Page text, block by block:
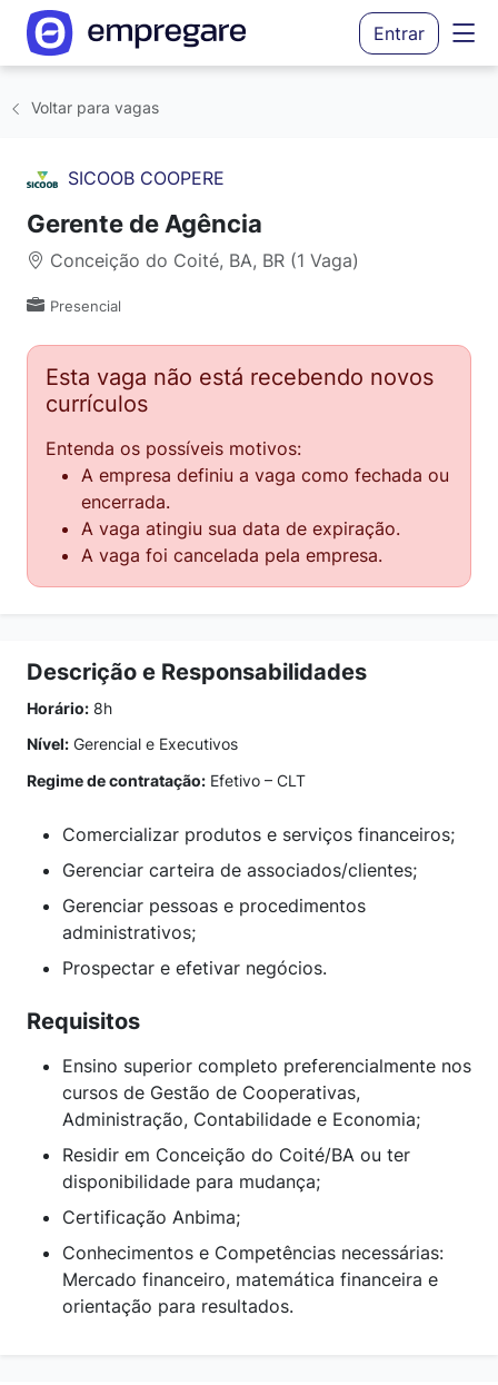
Entrar
Voltar para vagas
SICOOB COOPERE
Gerente de Agência
Conceição do Coité, BA, BR (1 Vaga)
Presencial
Esta vaga não está recebendo novos
currículos
Entenda os possíveis motivos:
A empresa definiu a vaga como fechada ou
encerrada.
A vaga atingiu sua data de expiração.
A vaga foi cancelada pela empresa.
Descrição e Responsabilidades
Horário: 8h
Nível: Gerencial e Executivos
Regime de contratação: Efetivo – CLT
Comercializar produtos e serviços financeiros;
Gerenciar carteira de associados/clientes;
Gerenciar pessoas e procedimentos
administrativos;
Prospectar e efetivar negócios.
Requisitos
Ensino superior completo preferencialmente nos
cursos de Gestão de Cooperativas,
Administração, Contabilidade e Economia;
Residir em Conceição do Coité/BA ou ter
disponibilidade para mudança;
Certificação Anbima;
Conhecimentos e Competências necessárias:
Mercado financeiro, matemática financeira e
orientação para resultados.